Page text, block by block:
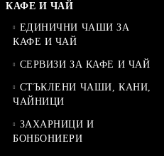
КАФЕ И ЧАЙ
ЕДИНИЧНИ ЧАШИ ЗА
КАФЕ И ЧАЙ
СЕРВИЗИ ЗА КАФЕ И ЧАЙ
СТЪКЛЕНИ ЧАШИ, КАНИ,
ЧАЙНИЦИ
ЗАХАРНИЦИ И
БОНБОНИЕРИ